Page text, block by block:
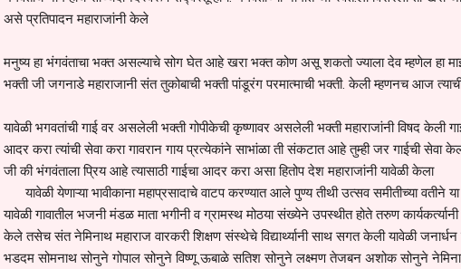
असे प्रतिपादन महाराजांनी केले
मनुष्य हा भंगवंताचा भक्त असल्याचे सोग घेत आहे खरा भक्त कोण असू शकतो ज्याला देव म्हणेल हा
भक्ती जी जगनाडे महाराजानी संत तुकोबाची भक्ती पांडूरंग परमात्माची भक्ती. केली म्हणनच आज
यावेळी भगवतांची गाई वर असलेली भक्ती गोपीकेची कृष्णावर असलेली भक्ती महाराजांनी विषद केली
आदर करा त्यांची सेवा करा गावरान गाय प्रत्येकांने साभांळा ती संकटात आहे तुम्ही जर गाईची सेवा
जी की भंगवंताला प्रिय आहे त्यासाठी गाईचा आदर करा असा हितोप देश महाराजांनी यावेळी केला
यावेळी येणाऱ्या भावीकाना महाप्रसादाचे वाटप करण्यात आले पुण्य तीथी उत्सव समीतीच्या वतीने
यावेळी गावातील भजनी मंडळ माता भगीनी व ग्रामस्थ मोठया संख्येने उपस्थीत होते तरुण
केले तसेच संत नेमिनाथ महाराज वारकरी शिक्षण संस्थेचे विद्यार्थ्यानी साथ सगत केली यावेळी
भडदम सोमनाथ सोनुने गोपाल सोनुने विष्णू ऊबाळे सतिश सोनुने लक्ष्मण तेजबन अशोक सोनुने